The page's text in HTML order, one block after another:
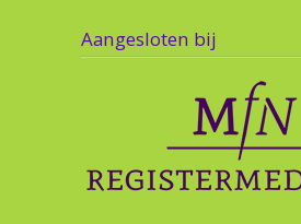
Aangesloten bij